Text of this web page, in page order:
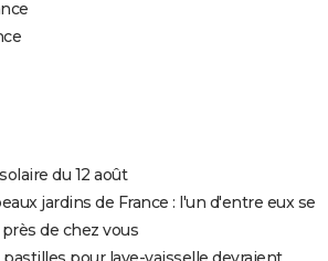
du 12 août
jardins de France : l'un d'entre eux se
de chez vous